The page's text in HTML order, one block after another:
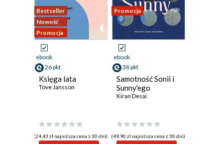
Bestseller
Nowość
Promocja
ebook
26 pkt
Księga lata
Tove Jansson
(24,43 zł najniższa cena z 30 dni)
Promocja
ebook
38 pkt
Samotność Sonii i
Sunny'ego
Kiran Desai
(49,90 zł najniższa cena z 30 dni)